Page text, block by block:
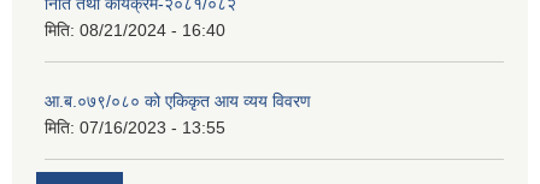
मिति: 08/21/2024 - 16:40
आ.ब.०७९/०८० को एकिकृत आय व्यय विवरण
मिति: 07/16/2023 - 13:55